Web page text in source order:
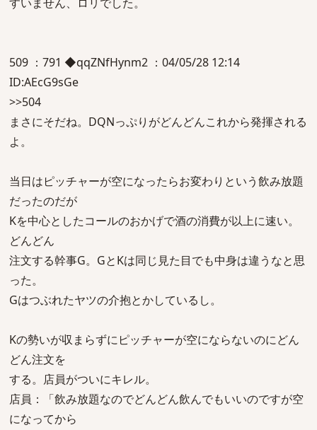
509 ：791 ◆qqZNfHynm2 ：04/05/28 12:14
ID:AEcG9sGe
>>504
まさにそだね。DQNっぷりがどんどんこれから発揮される
よ。
当日はピッチャーが空になったらお変わりという飲み放題
だったのだが
Kを中心としたコールのおかげで酒の消費が以上に速い。
どんどん
注文する幹事G。GとKは同じ見た目でも中身は違うなと思
った。
Gはつぶれたヤツの介抱とかしているし。
Kの勢いが収まらずにピッチャーが空にならないのにどん
どん注文を
する。店員がついにキレル。
店員：「飲み放題なのでどんどん飲んでもいいのですが空
になってから